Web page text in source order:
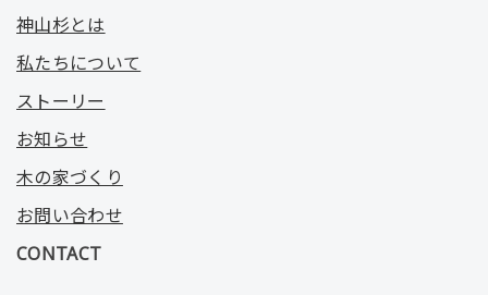
神山杉とは
私たちについて
ストーリー
お知らせ
木の家づくり
お問い合わせ
CONTACT